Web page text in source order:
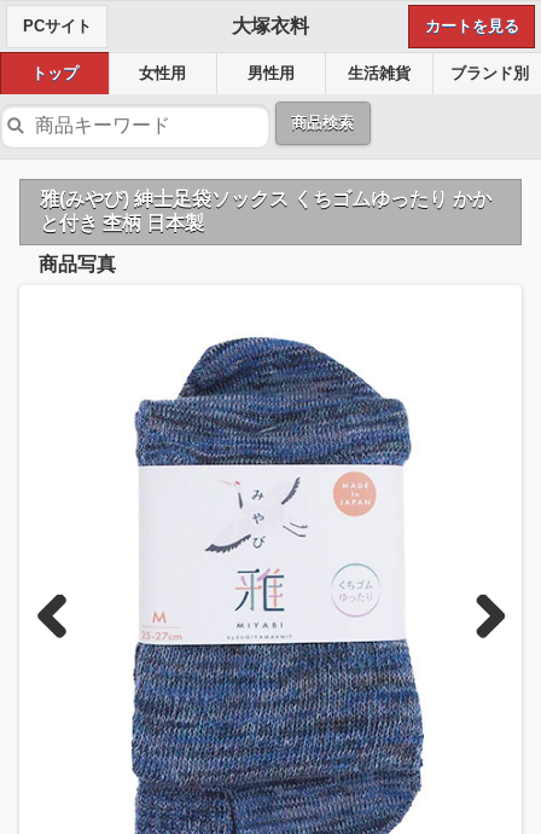
PCサイト 大塚衣料 カートを見る
トップ 女性用 男性用 生活雑貨 ブランド別
商品検索
雅(みやび) 紳士足袋ソックス くちゴムゆったり かか
と付き 杢柄 日本製
商品写真